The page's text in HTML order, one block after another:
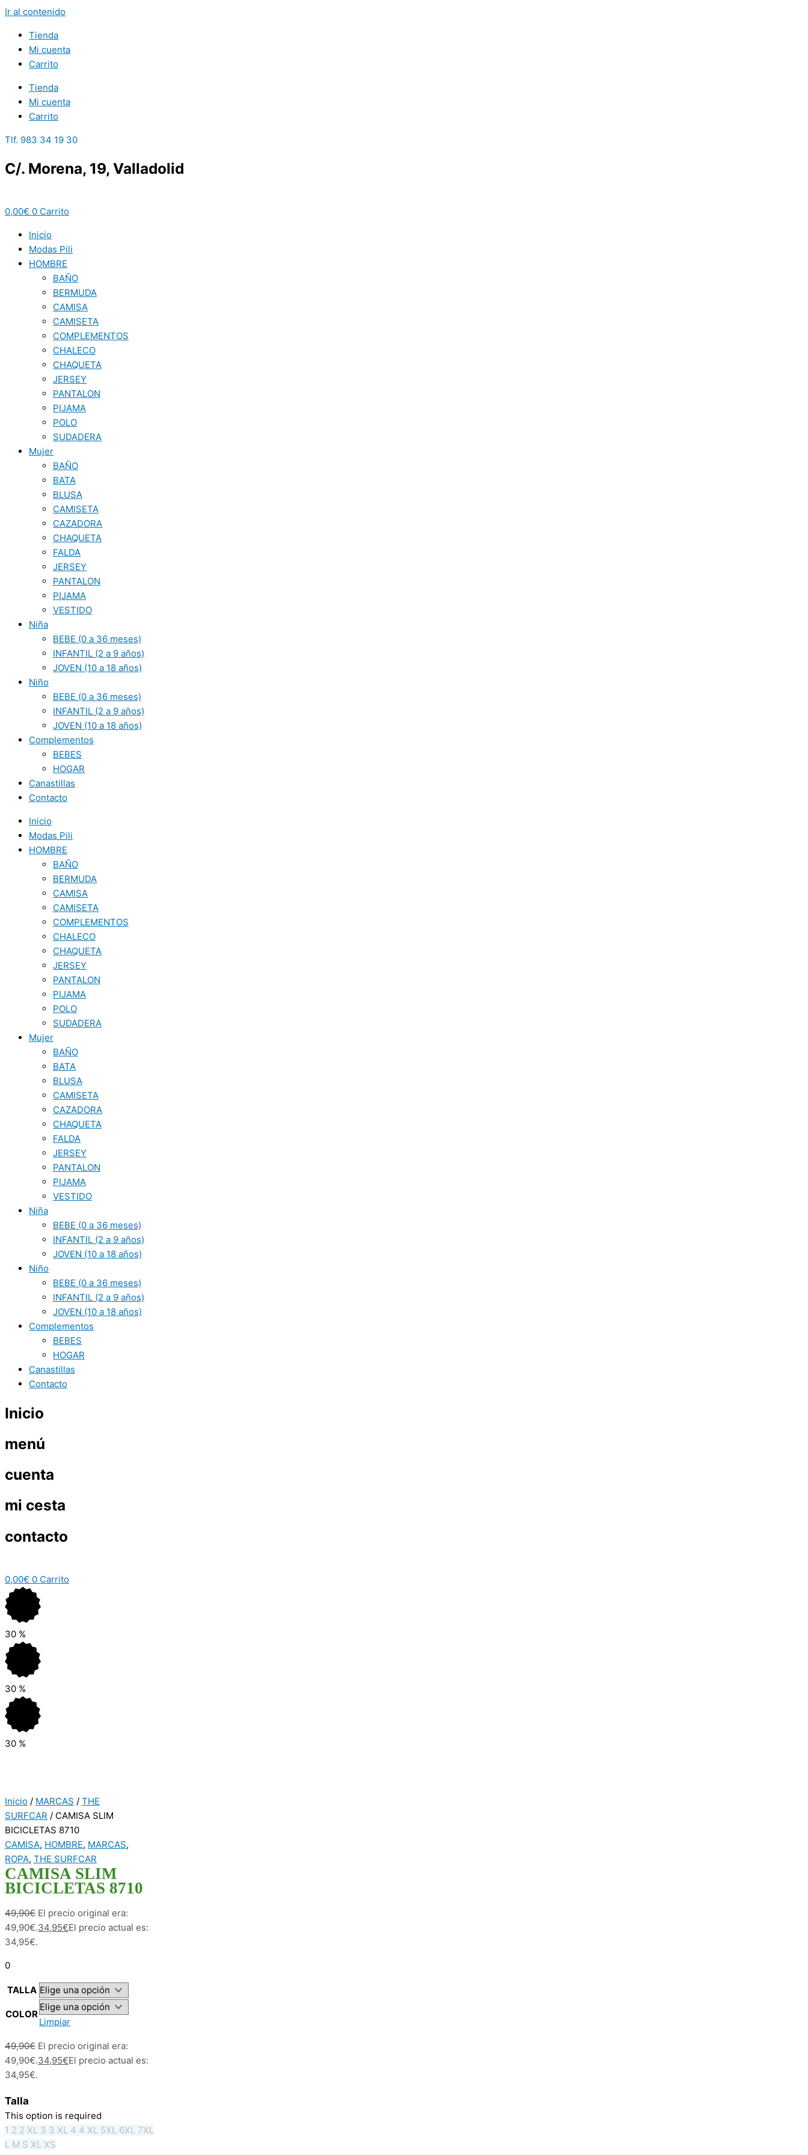
Ir al contenido
Tienda
Mi cuenta
Carrito
Tienda
Mi cuenta
Carrito
Tlf. 983 34 19 30
C/. Morena, 19, Valladolid
0,00€ 0 Carrito
Inicio
Modas Pili
HOMBRE
BAÑO
BERMUDA
CAMISA
CAMISETA
COMPLEMENTOS
CHALECO
CHAQUETA
JERSEY
PANTALON
PIJAMA
POLO
SUDADERA
Mujer
BAÑO
BATA
BLUSA
CAMISETA
CAZADORA
CHAQUETA
FALDA
JERSEY
PANTALON
PIJAMA
VESTIDO
Niña
BEBE (0 a 36 meses)
INFANTIL (2 a 9 años)
JOVEN (10 a 18 años)
Niño
BEBE (0 a 36 meses)
INFANTIL (2 a 9 años)
JOVEN (10 a 18 años)
Complementos
BEBES
HOGAR
Canastillas
Contacto
Inicio
Modas Pili
HOMBRE
BAÑO
BERMUDA
CAMISA
CAMISETA
COMPLEMENTOS
CHALECO
CHAQUETA
JERSEY
PANTALON
PIJAMA
POLO
SUDADERA
Mujer
BAÑO
BATA
BLUSA
CAMISETA
CAZADORA
CHAQUETA
FALDA
JERSEY
PANTALON
PIJAMA
VESTIDO
Niña
BEBE (0 a 36 meses)
INFANTIL (2 a 9 años)
JOVEN (10 a 18 años)
Niño
BEBE (0 a 36 meses)
INFANTIL (2 a 9 años)
JOVEN (10 a 18 años)
Complementos
BEBES
HOGAR
Canastillas
Contacto
Inicio
menú
cuenta
mi cesta
contacto
0,00€ 0 Carrito
30 %
30 %
30 %
Inicio / MARCAS / THE
SURFCAR / CAMISA SLIM
BICICLETAS 8710
CAMISA, HOMBRE, MARCAS,
ROPA, THE SURFCAR
CAMISA SLIM
BICICLETAS 8710
49,90€ El precio original era:
49,90€.34,95€El precio actual es:
34,95€.
0
TALLA
COLOR
Limpiar
49,90€ El precio original era:
49,90€.34,95€El precio actual es:
34,95€.
Talla
This option is required
1 2 2 XL 3 3 XL 4 4 XL 5XL 6XL 7XL
L M S XL XS